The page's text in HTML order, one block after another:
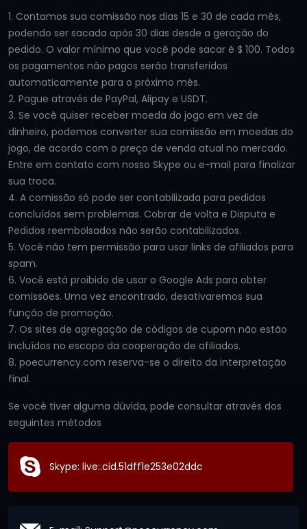
1. Contamos sua comissão nos dias 15 e 30 de cada mês,
podendo ser sacada após 30 dias desde a geração do
pedido. O valor mínimo que você pode sacar é $ 100. Todos
os pagamentos não pagos serão transferidos
automaticamente para o próximo mês.
2. Pague através de PayPal, Alipay e USDT.
3. Se você quiser receber moeda do jogo em vez de
dinheiro, podemos converter sua comissão em moedas do
jogo, de acordo com o preço de venda atual no mercado.
Entre em contato com nosso Skype ou e-mail para finalizar
sua troca.
4. A comissão só pode ser contabilizada para pedidos
concluídos sem problemas. Cobrar de volta e Disputa e
Pedidos reembolsados ​​não serão contabilizados.
5. Você não tem permissão para usar links de afiliados para
spam.
6. Você está proibido de usar o Google Ads para obter
comissões. Uma vez encontrado, desativaremos sua
função de promoção.
7. Os sites de agregação de códigos de cupom não estão
incluídos no escopo da cooperação de afiliados.
8. poecurrency.com reserva-se o direito da interpretação
final.
Se você tiver alguma dúvida, pode consultar através dos
seguintes métodos
Skype: live:.cid.51dff1e253e02ddc